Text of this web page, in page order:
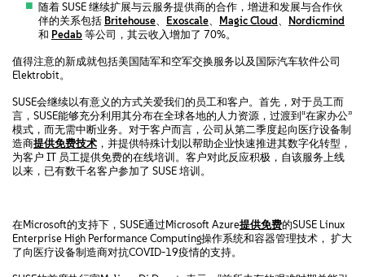
随着 SUSE 继续扩展与云服务提供商的合作，增进和发展与合作伙
伴的关系包括 Britehouse、 Exoscale、 Magic Cloud 、
Nordicmind
和 Pedab 等公司，其云收入增加了 70%。
值得注意的新成就包括美国陆军和空军交换服务以及国际汽车软件公司
Elektrobit。
SUSE会继续以有意义的方式关爱我们的员工和客户。首先，对于员工而
言，SUSE能够充分利用其分布在全球各地的人力资源，过渡到“在家办公”
模式，而无需中断业务。对于客户而言，公司从第二季度起向医疗设备制
造商提供免费技术 ，并提供特殊计划以帮助企业快速推进其数字化转型，
为客户 IT 员工提供免费的在线培训。客户对此反应积极，自该服务上线
以来，已有数千名客户参加了 SUSE 培训。
在Microsoft的支持下，SUSE通过Microsoft Azure提供免费的SUSE Linux
Enterprise High Performance Computing操作系统和容器管理技术， 扩大
了向医疗设备制造商对抗COVID-19疫情的支持。